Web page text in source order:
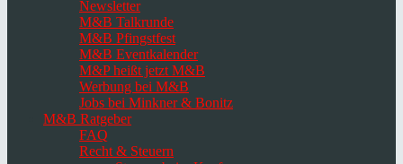
Newsletter
M&B Talkrunde
M&B Pfingstfest
M&B Eventkalender
M&P heißt jetzt M&B
Werbung bei M&B
Jobs bei Minkner & Bonitz
M&B Ratgeber
FAQ
Recht & Steuern